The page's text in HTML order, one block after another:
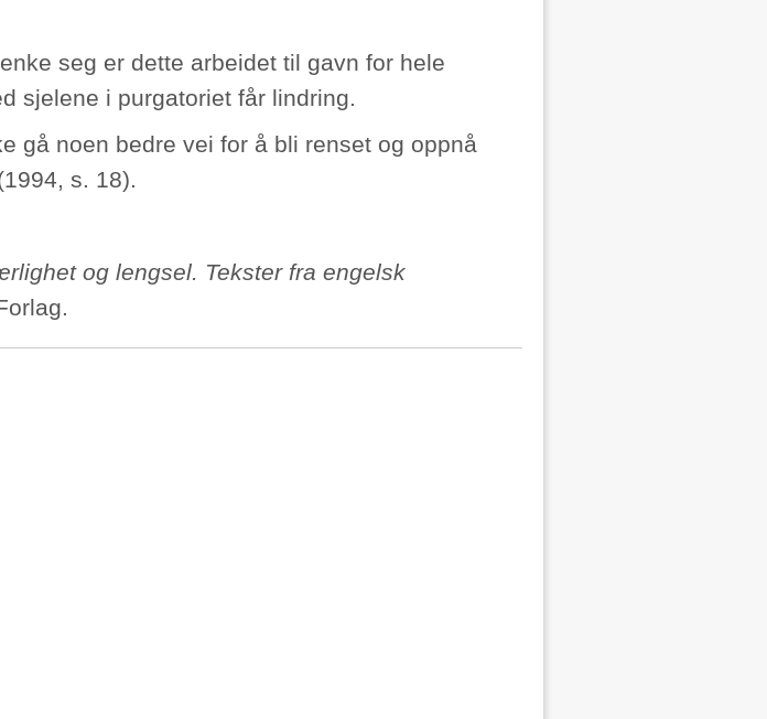
seg er dette arbeidet til gavn for hele
sjelene i purgatoriet får lindring.
gå noen bedre vei for å bli renset og oppnå
s. 18).
og lengsel. Tekster fra engelsk